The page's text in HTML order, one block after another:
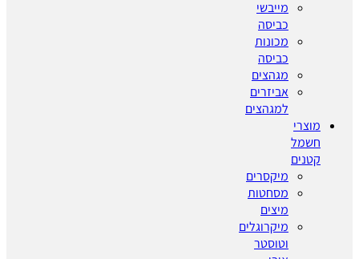
מייבשי
כביסה
מכונות
כביסה
מגהצים
אביזרים
למגהצים
מוצרי
חשמל
קטנים
מיקסרים
מסחטות
מיצים
מיקרוגלים
וטוסטר